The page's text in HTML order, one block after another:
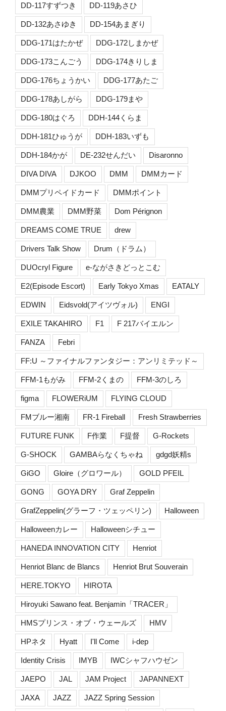
DD-117すずつき DD-119あさひ
DD-132あさゆき DD-154あまぎり
DDG-171はたかぜ DDG-172しまかぜ
DDG-173こんごう DDG-174きりしま
DDG-176ちょうかい DDG-177あたご
DDG-178あしがら DDG-179まや
DDG-180はぐろ DDH-144くらま
DDH-181ひゅうが DDH-183いずも
DDH-184かが DE-232せんだい Disaronno
DIVA DIVA DJKOO DMM DMMカード
DMMプリペイドカード DMMポイント
DMM農業 DMM野菜 Dom Pérignon
DREAMS COME TRUE drew
Drivers Talk Show Drum（ドラム）
DUOcryl Figure e-ながさきどっとこむ
E2(Episode Escort) Early Tokyo Xmas EATALY
EDWIN Eidsvold(アイツヴォル) ENGI
EXILE TAKAHIRO F1 F 217バイエルン
FANZA Febri
FF:U ～ファイナルファンタジー：アンリミテッド～
FFM-1もがみ FFM-2くまの FFM-3のしろ
figma FLOWERiUM FLYING CLOUD
FMブルー湘南 FR-1 Fireball Fresh Strawberries
FUTURE FUNK F作業 F提督 G-Rockets
G-SHOCK GAMBAらなくちゃね gdgd妖精s
GiGO Gloire（グロワール） GOLD PFEIL
GONG GOYA DRY Graf Zeppelin
GrafZeppelin(グラーフ・ツェッペリン) Halloween
Halloweenカレー Halloweenシチュー
HANEDA INNOVATION CITY Henriot
Henriot Blanc de Blancs Henriot Brut Souverain
HERE.TOKYO HIROTA
Hiroyuki Sawano feat. Benjamin「TRACER」
HMSプリンス・オブ・ウェールズ HMV
HPネタ Hyatt I'll Come i-dep
Identity Crisis IMYB IWCシャフハウゼン
JAEPO JAL JAM Project JAPANNEXT
JAXA JAZZ JAZZ Spring Session